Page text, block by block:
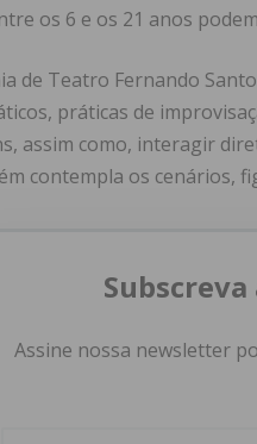
os 6 e os 21 anos
de Teatro Fernando
práticas de
assim como, interagir
contempla os cenários,
Assine nossa newsletter